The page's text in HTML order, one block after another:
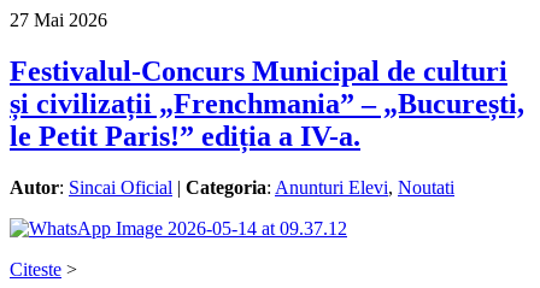
27 Mai 2026
Festivalul-Concurs Municipal de culturi
și civilizații „Frenchmania” – „București,
le Petit Paris!” ediția a IV-a.
Autor: Sincai Oficial | Categoria: Anunturi Elevi, Noutati
Citeste >